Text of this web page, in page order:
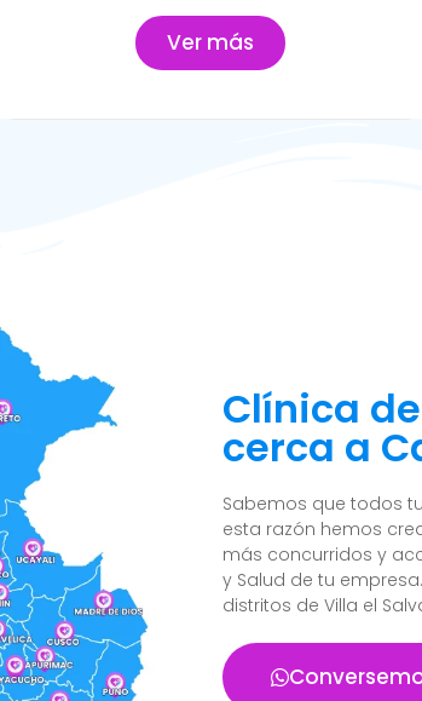
Ver más
Clínica
cerca a
Sabemos que todos
esta razón hemos
más concurridos y
y Salud de tu
distritos de Villa el